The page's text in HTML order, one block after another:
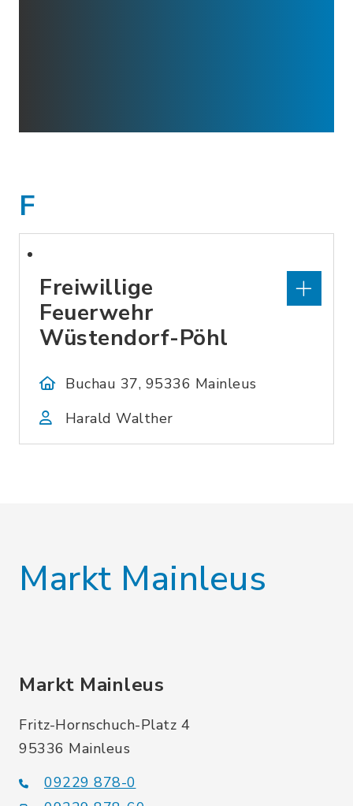
F
Freiwillige
Feuerwehr
Wüstendorf-Pöhl
Buchau 37, 95336 Mainleus
Harald Walther
Markt Mainleus
Markt Mainleus
Fritz-Hornschuch-Platz 4
95336 Mainleus
09229 878-0